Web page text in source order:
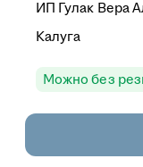
ИП Гулак Вера
Калуга
Можно без